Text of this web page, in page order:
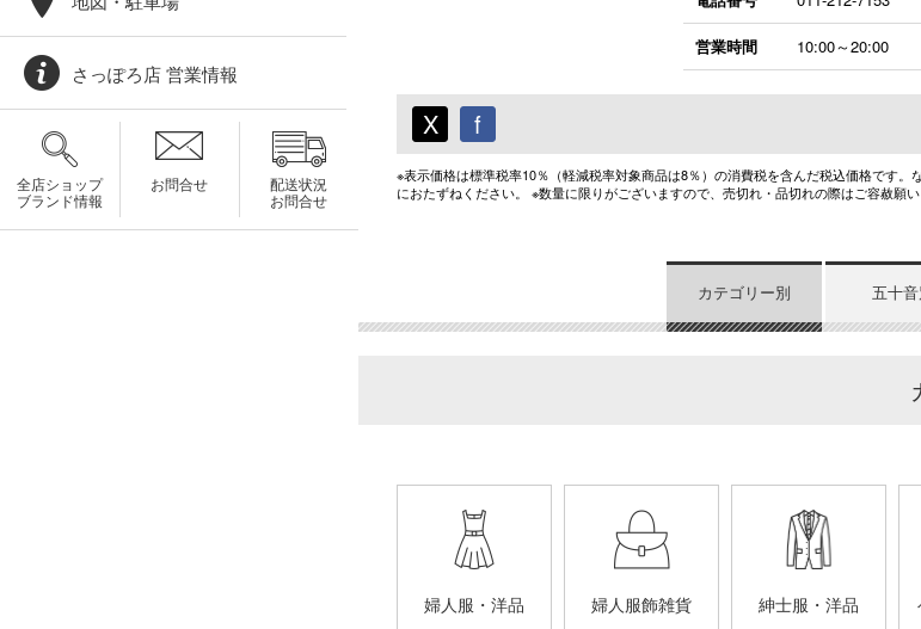
営業時間 10:00～20:00
X f
※表示価格は標準税率10％（軽減税率対象商品は8％）の消費税を含んだ税込価格です
におたずねください。 ※数量に限りがございますので、売切れ・品切れの際はご容赦願
カテゴリー別 五十
婦人服・洋品 婦人服飾雑貨 紳士服・洋品
さっぽろ店 営業情報
全店ショップ
ブランド情報
お問合せ
配送状況
お問合せ